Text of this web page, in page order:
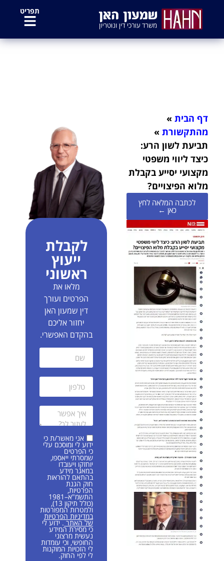
תפריט
דף הבית »
מהתקשורת »
תביעת לשון הרע:
כיצד ליווי משפטי
מקצועי יסייע בקבלת
מלוא הפיצויים?
לכתבה המלאה לחץ
כאן ←
לקבלת
ייעוץ
ראשוני
מלאו את
הפרטים ועורך
דין שמעון האן
יחזור אליכם
בהקדם האפשרי.
אני מאשר/ת כי
ידוע לי ומוסכם עלי
כי הפרטים
שמסרתי ייאספו,
יוחזקו ויעובדו
במאגר מידע
בהתאם להוראות
חוק הגנת
הפרטיות,
התשמ"א–1981
(כולל תיקון 13),
ולמטרות המפורטות
במדיניות הפרטיות
של האתר. ידוע לי
כי מסירת המידע
נעשית מרצוני
החופשי, וכי עומדות
לי הזכויות המוקנות
לי לפי החוק.